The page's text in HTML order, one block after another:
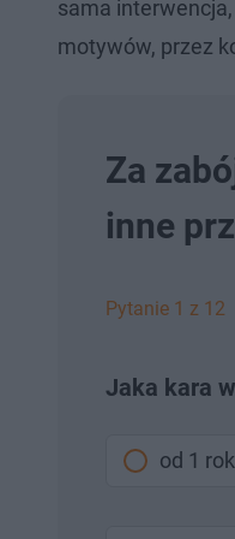
sama
motywów, przez
Za
inne
Pytanie 1 z 12
Jaka kara
od 1